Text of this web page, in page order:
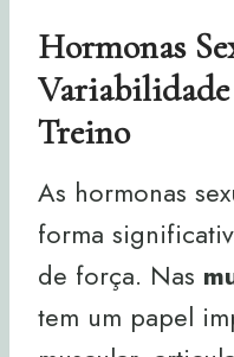
Hormonas
Variabilidade
Treino
As hormonas
forma
de força. Nas
tem um papel